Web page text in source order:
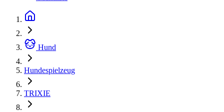
Hund
Hundespielzeug
TRIXIE